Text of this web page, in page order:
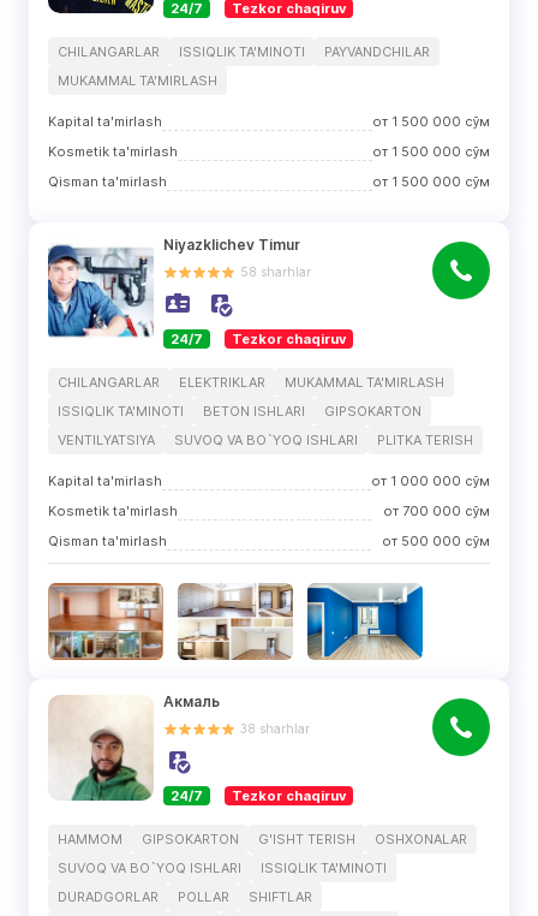
24/7 Tezkor chaqiruv
CHILANGARLAR ISSIQLIK TA'MINOTI
PAYVANDCHILAR
MUKAMMAL TA'MIRLASH
Kapital ta'mirlash от 1 500 000 сўм
Kosmetik ta'mirlash
от 1 500 000 сўм
Qisman ta'mirlash
от 1 500 000 сўм
Niyazklichev Timur
58 sharhlar
24/7 Tezkor chaqiruv
CHILANGARLAR ELEKTRIKLAR
MUKAMMAL TA'MIRLASH
ISSIQLIK TA'MINOTI
BETON ISHLARI
GIPSOKARTON
VENTILYATSIYA
SUVOQ VA BO`YOQ ISHLARI PLITKA TERISH
Kapital ta'mirlash от 1 000 000 сўм
Kosmetik ta'mirlash
от 700 000 сўм
Qisman ta'mirlash
от 500 000 сўм
Акмаль
38 sharhlar
24/7 Tezkor chaqiruv
HAMMOM GIPSOKARTON G'ISHT TERISH
OSHXONALAR
SUVOQ VA BO`YOQ ISHLARI
ISSIQLIK TA'MINOTI
DURADGORLAR
POLLAR
SHIFTLAR